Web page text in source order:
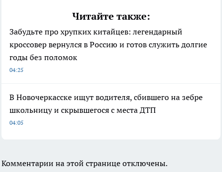
Читайте также:
Забудьте про хрупких китайцев: легендарный
кроссовер вернулся в Россию и готов служить долгие
годы без поломок
04:25
В Новочеркасске ищут водителя, сбившего на зебре
школьницу и скрывшегося с места ДТП
04:05
Комментарии на этой странице отключены.